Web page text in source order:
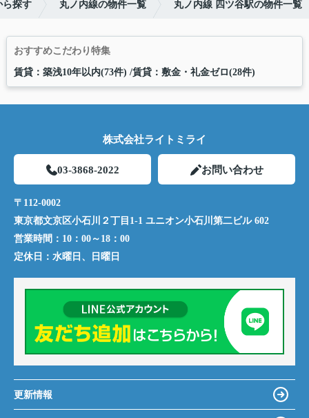
ら探す 丸ノ内線の物件一覧 丸ノ内線 四ツ谷駅の物件一覧
おすすめこだわり特集
賃貸：築浅10年以内(73件) 賃貸：敷金・礼金ゼロ(28件)
株式会社ライトミライ
03-3868-2022 お問い合わせ
〒112-0002
東京都文京区小石川２丁目1-1 ユニオン小石川第二ビル 602
営業時間： 10：00～18：00
定休日： 水曜日、日曜日
更新情報